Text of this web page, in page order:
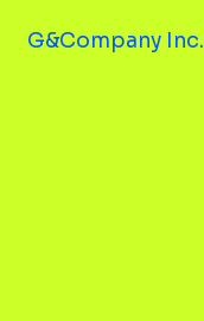
G&Company Inc.